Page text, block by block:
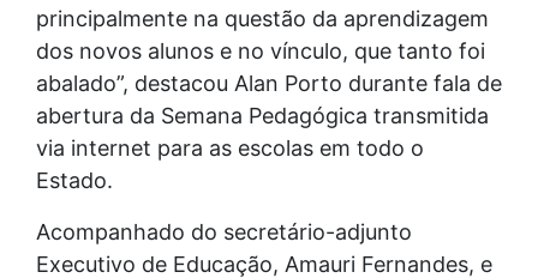
principalmente na questão da aprendizagem
dos novos alunos e no vínculo, que tanto foi
abalado”, destacou Alan Porto durante fala de
abertura da Semana Pedagógica transmitida
via internet para as escolas em todo o
Estado.
Acompanhado do secretário-adjunto
Executivo de Educação, Amauri Fernandes, e